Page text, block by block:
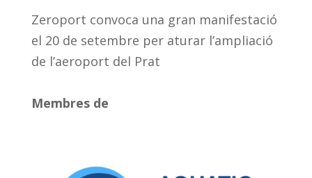
Zeroport convoca una gran manifestació
el 20 de setembre per aturar l’ampliació
de l’aeroport del Prat
Membres de